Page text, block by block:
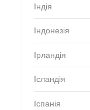
Індія
Індонезія
Ірландія
Ісландія
Іспанія